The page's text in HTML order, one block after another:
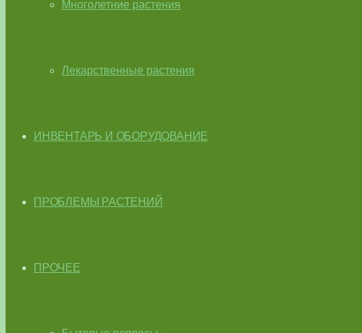
Многолетние растения
Лекарственные растения
ИНВЕНТАРЬ И ОБОРУДОВАНИЕ
ПРОБЛЕМЫ РАСТЕНИЙ
ПРОЧЕЕ